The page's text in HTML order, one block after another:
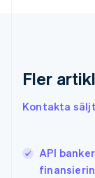
Fler
Kontakta
API
Italiano
日本語English
Kroatien
English